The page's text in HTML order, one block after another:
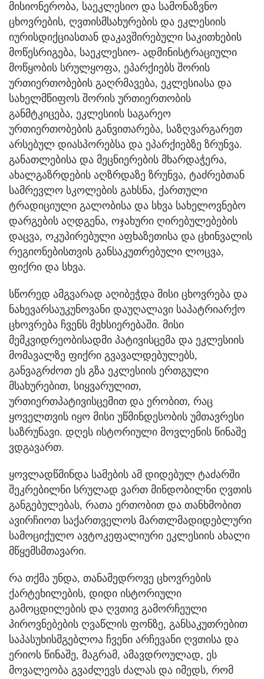
მისიონერობა, საეკლესიო და სამონაზვნო
ცხოვრების, ღვთისმსახურების და ეკლესიის
იურისდიქციასთან დაკავშირებული საკითხების
მოწესრიგება, საეკლესიო- ადმინისტრაციული
მოწყობის სრულყოფა, ეპარქიებს შორის
ურთიერთობების გაღრმავება, ეკლესიასა და
სახელმწიფოს შორის ურთიერთობის
განმტკიცება, ეკლესიის საგარეო
ურთიერთობების განვითარება, საზღვარგარეთ
არსებულ დიასპორებსა და ეპარქიებზე ზრუნვა.
განათლებისა და მეცნიერების მხარდაჭერა,
ახალგაზრდების აღზრდაზე ზრუნვა, ტაძრებთან
სამრევლო სკოლების გახსნა, ქართული
ტრადიციული გალობისა და სხვა სახელოვნებო
დარგების აღდგენა, ოჯახური ღირებულებების
დაცვა, ოკუპირებული აფხაზეთისა და ცხინვალის
რეგიონებისთვის განსაკუთრებული ლოცვა,
ფიქრი და სხვა.
სწორედ ამგვარად აღიბეჭდა მისი ცხოვრება და
ნახევარსაუკუნოვანი დაუღალავი საპატრიარქო
ცხოვრება ჩვენს მეხსიერებაში. მისი
მემკვიდრეობისადმი პატივისცემა და ეკლესიის
მომავალზე ფიქრი გვავალდებულებს,
განვაგრძოთ ეს გზა ეკლესიის ერთგული
მსახურებით, სიყვარულით,
ურთიერთპატივისცემით და ერობით, რაც
ყოველთვის იყო მისი უწმინდესობის უმთავრესი
საზრუნავი. დღეს ისტორიული მოვლენის წინაშე
ვდგავართ.
ყოვლადწმინდა სამების ამ დიდებულ ტაძარში
შეკრებილნი სრულად ვართ მინდობილნი ღვთის
განგებულებას, რათა ერთობით და თანხმობით
ავირჩიოთ საქართველოს მართლმადიდებლური
სამოციქულო ავტოკეფალიური ეკლესიის ახალი
მწყემსმთავარი.
რა თქმა უნდა, თანამედროვე ცხოვრების
ქარტეხილების, დიდი ისტორიული
გამოცდილების და ღვთივ გამორჩეული
პიროვნებების ღვაწლის ფონზე, განსაკუთრებით
საპასუხისმგებლოა ჩვენი არჩევანი ღვთისა და
ერიოს წინაშე, მაგრამ, ამავდროულად, ეს
მოვალეობა გვაძლევს ძალას და იმედს, რომ